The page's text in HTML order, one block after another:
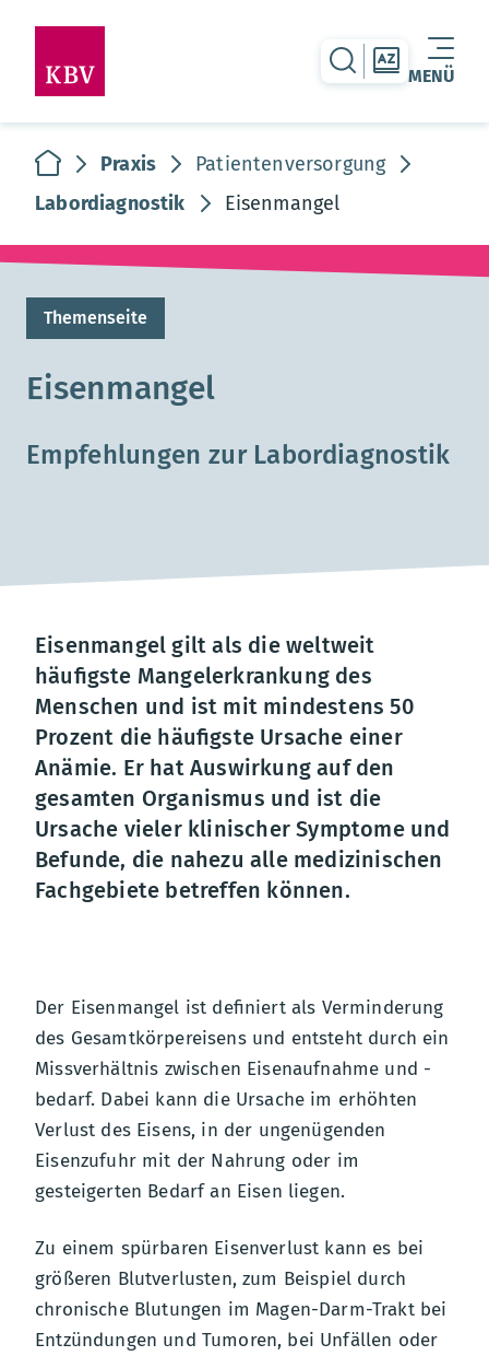
MENÜ
Warenkorb leer
zur Suche-Seite
zur
zur Startseite
Praxis
Patientenversorgung
Labordiagnostik
Eisenmangel
Themenseite
Eisenmangel
Empfehlungen zur Labordiagnostik
Eisenmangel gilt als die weltweit
häuﬁgste Mangelerkrankung des
Menschen und ist mit mindestens 50
Prozent die häuﬁgste Ursache einer
Anämie. Er hat Auswirkung auf den
gesamten Organismus und ist die
Ursache vieler klinischer Symptome und
Befunde, die nahezu alle medizinischen
Fachgebiete betreffen können.
Der Eisenmangel ist deﬁniert als Verminderung
des Gesamtkörpereisens und entsteht durch ein
Missverhältnis zwischen Eisenaufnahme und -
bedarf. Dabei kann die Ursache im erhöhten
Verlust des Eisens, in der ungenügenden
Eisenzufuhr mit der Nahrung oder im
gesteigerten Bedarf an Eisen liegen.
Zu einem spürbaren Eisenverlust kann es bei
größeren Blutverlusten, zum Beispiel durch
chronische Blutungen im Magen-Darm-Trakt bei
Entzündungen und Tumoren, bei Unfällen oder